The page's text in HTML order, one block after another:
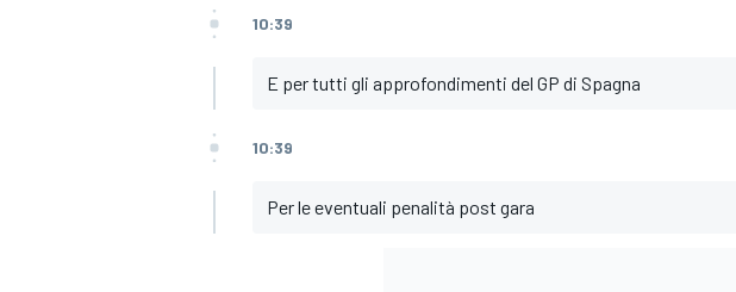
10:39
E per tutti gli approfondimenti del GP di Spagna
10:39
Per le eventuali penalità post gara